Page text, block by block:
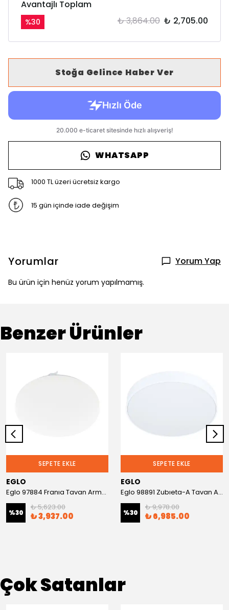
Avantajlı Toplam
%30 ₺ 3,864.00 ₺ 2,705.00
Stoğa Gelince Haber Ver
WHATSAPP
1000 TL üzeri ücretsiz kargo
15 gün içinde iade değişim
Yorumlar Yorum Yap
Bu ürün için henüz yorum yapılmamış.
Benzer Ürünler
SEPETE EKLE
EGLO
Eglo 97884 Franıa Tavan Armatürü
%30
₺ 5,623.00
₺ 3,937.00
SEPETE EKLE
EGLO
Eglo 98891 Zubıeta-A Tavan Armatürü
%30
₺ 9,978.00
₺ 6,985.00
Çok Satanlar